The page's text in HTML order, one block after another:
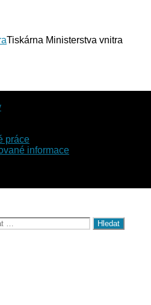
Tiskárna Ministerstva vnitra
práce
informace